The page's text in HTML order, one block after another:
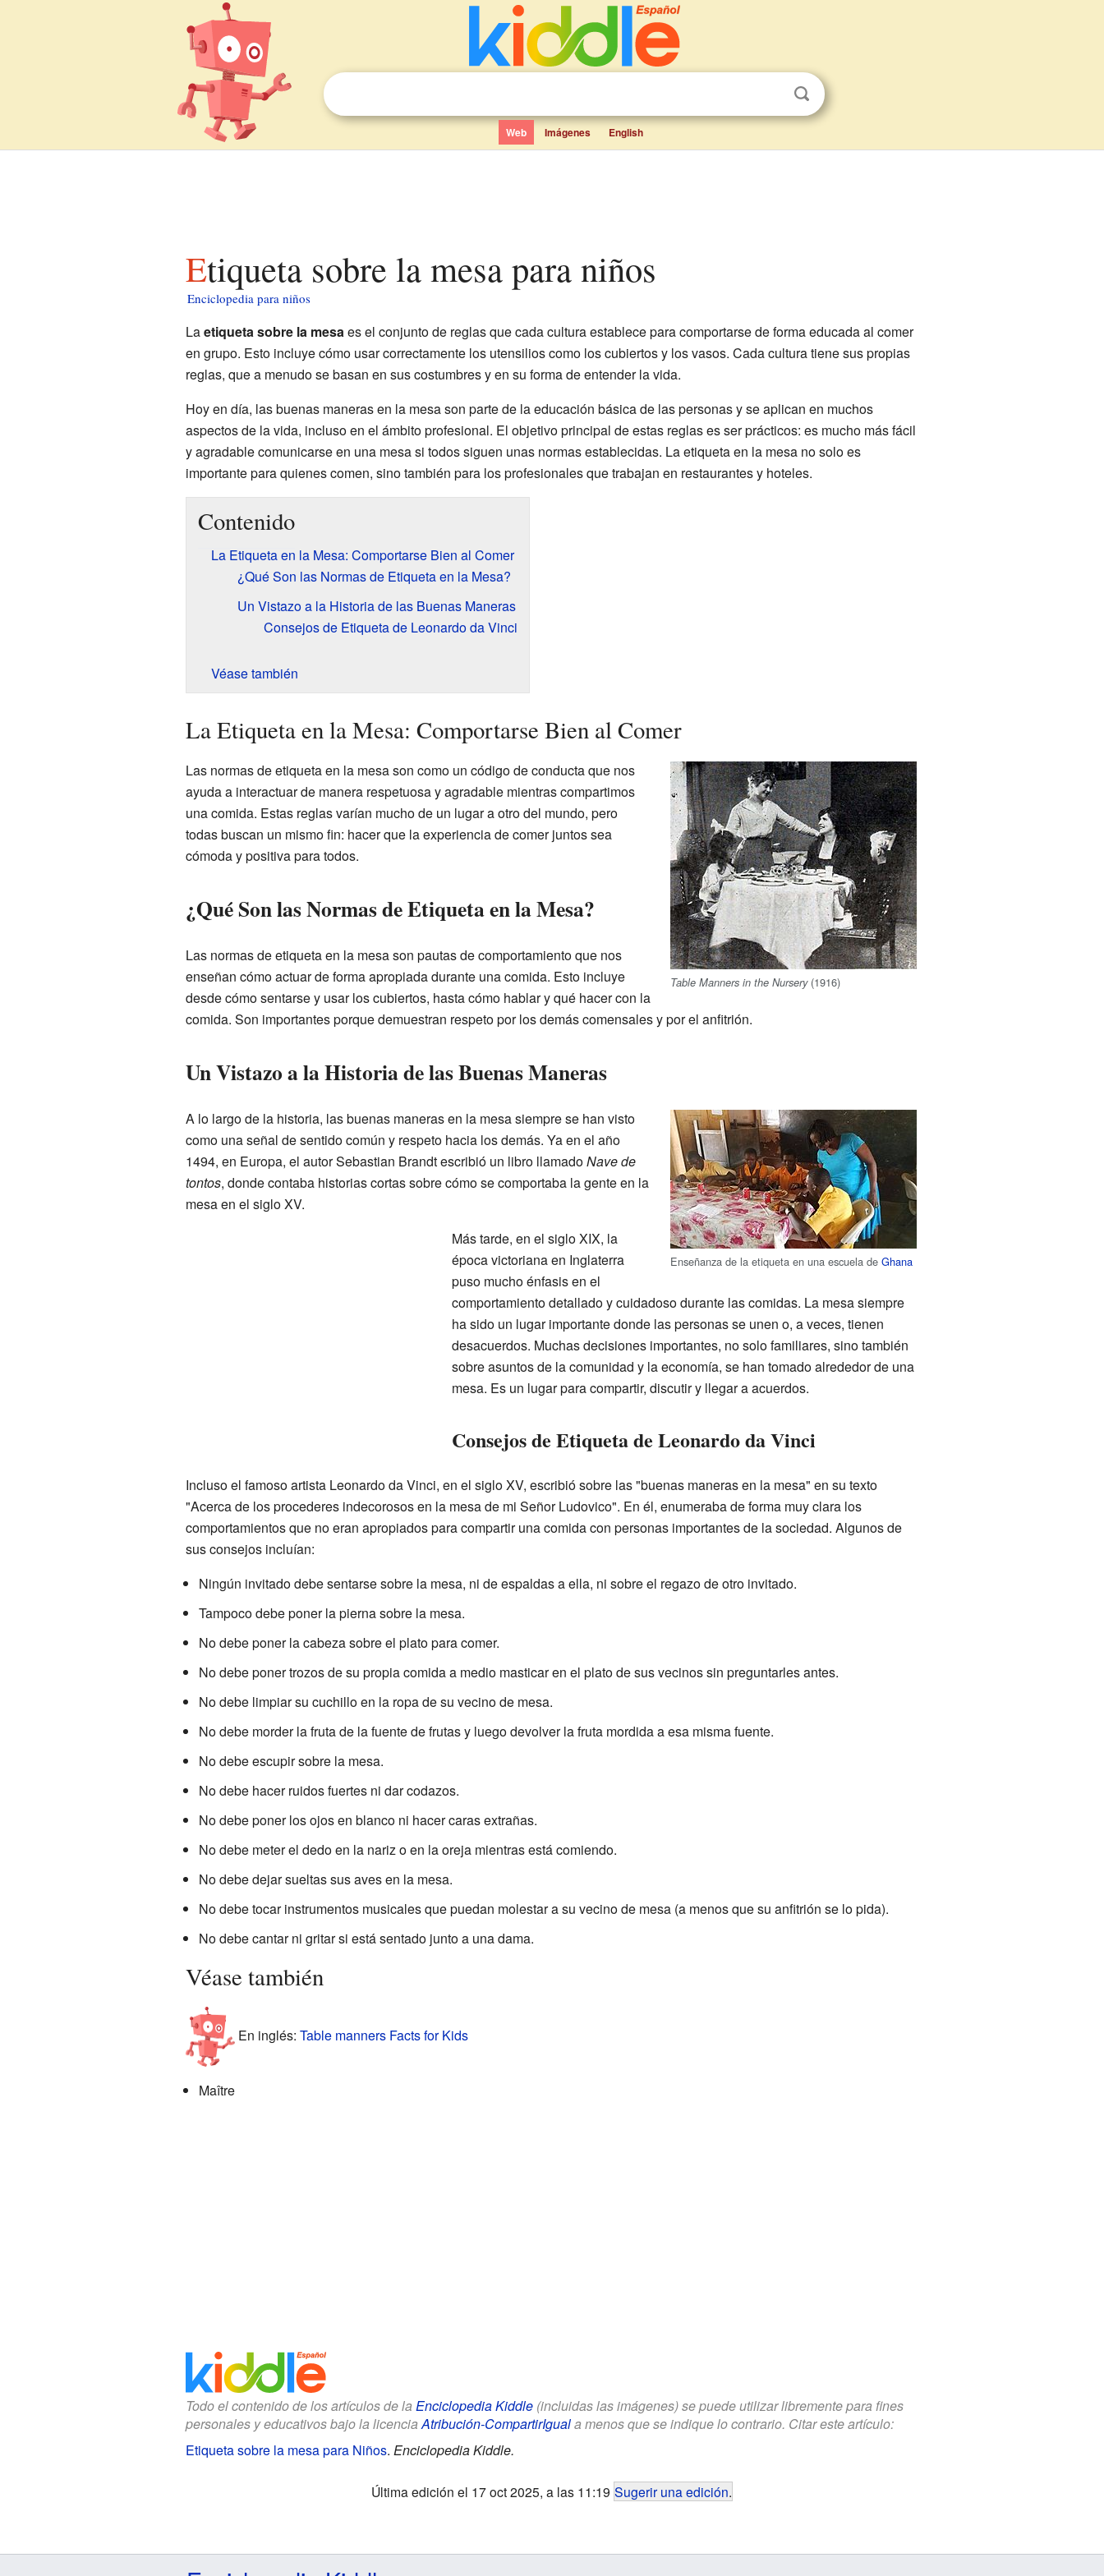
Web Imágenes English
Etiqueta sobre la mesa para niños
Enciclopedia para niños
Laetiqueta sobre la mesaes el conjunto de reglas que cada cultura establece para comportarse de forma educada al comer
en grupo. Esto incluye cómo usar correctamente los utensilios como los cubiertos y los vasos. Cada cultura tiene sus propias
reglas, que a menudo se basan en sus costumbres y en su forma de entender la vida.
Hoy en día, las buenas maneras en la mesa son parte de la educación básica de las personas y se aplican en muchos
aspectos de la vida, incluso en el ámbito profesional. El objetivo principal de estas reglas es ser prácticos: es mucho más fácil
y agradable comunicarse en una mesa si todos siguen unas normas establecidas. La etiqueta en la mesa no solo es
importante para quienes comen, sino también para los profesionales que trabajan en restaurantes y hoteles.
Contenido
La Etiqueta en la Mesa: Comportarse Bien al Comer
¿Qué Son las Normas de Etiqueta en la Mesa?
Un Vistazo a la Historia de las Buenas Maneras
Consejos de Etiqueta de Leonardo da Vinci
Véase también
La Etiqueta en la Mesa: Comportarse Bien al Comer
Table Manners in the Nursery(1916)
Las normas de etiqueta en la mesa son como un código de conducta que nos
ayuda a interactuar de manera respetuosa y agradable mientras compartimos
una comida. Estas reglas varían mucho de un lugar a otro del mundo, pero
todas buscan un mismo fin: hacer que la experiencia de comer juntos sea
cómoda y positiva para todos.
¿Qué Son las Normas de Etiqueta en la Mesa?
Las normas de etiqueta en la mesa son pautas de comportamiento que nos
enseñan cómo actuar de forma apropiada durante una comida. Esto incluye
desde cómo sentarse y usar los cubiertos, hasta cómo hablar y qué hacer con la
comida. Son importantes porque demuestran respeto por los demás comensales y por el anfitrión.
Un Vistazo a la Historia de las Buenas Maneras
Enseñanza de la etiqueta en una escuela deGhana
A lo largo de la historia, las buenas maneras en la mesa siempre se han visto
como una señal de sentido común y respeto hacia los demás. Ya en el año
1494, en Europa, el autor Sebastian Brandt escribió un libro llamadoNave de
tontos, donde contaba historias cortas sobre cómo se comportaba la gente en la
mesa en el siglo XV.
Más tarde, en el siglo XIX, la
época victoriana en Inglaterra
puso mucho énfasis en el
comportamiento detallado y cuidadoso durante las comidas. La mesa siempre
ha sido un lugar importante donde las personas se unen o, a veces, tienen
desacuerdos. Muchas decisiones importantes, no solo familiares, sino también
sobre asuntos de la comunidad y la economía, se han tomado alrededor de una
mesa. Es un lugar para compartir, discutir y llegar a acuerdos.
Consejos de Etiqueta de Leonardo da Vinci
Incluso el famoso artista Leonardo da Vinci, en el siglo XV, escribió sobre las "buenas maneras en la mesa" en su texto
"Acerca de los procederes indecorosos en la mesa de mi Señor Ludovico". En él, enumeraba de forma muy clara los
comportamientos que no eran apropiados para compartir una comida con personas importantes de la sociedad. Algunos de
sus consejos incluían:
Ningún invitado debe sentarse sobre la mesa, ni de espaldas a ella, ni sobre el regazo de otro invitado.
Tampoco debe poner la pierna sobre la mesa.
No debe poner la cabeza sobre el plato para comer.
No debe poner trozos de su propia comida a medio masticar en el plato de sus vecinos sin preguntarles antes.
No debe limpiar su cuchillo en la ropa de su vecino de mesa.
No debe morder la fruta de la fuente de frutas y luego devolver la fruta mordida a esa misma fuente.
No debe escupir sobre la mesa.
No debe hacer ruidos fuertes ni dar codazos.
No debe poner los ojos en blanco ni hacer caras extrañas.
No debe meter el dedo en la nariz o en la oreja mientras está comiendo.
No debe dejar sueltas sus aves en la mesa.
No debe tocar instrumentos musicales que puedan molestar a su vecino de mesa (a menos que su anfitrión se lo pida).
No debe cantar ni gritar si está sentado junto a una dama.
Véase también
En inglés: Table manners Facts for Kids
Maître
Todo el contenido de los artículos de la Enciclopedia Kiddle(incluidas las imágenes) se puede utilizar libremente para fines
personales y educativos bajo la licenciaAtribución-CompartirIguala menos que se indique lo contrario. Citar este artículo:
Etiqueta sobre la mesa para Niños. Enciclopedia Kiddle.
Última edición el 17 oct 2025, a las 11:19 Sugerir una edición.